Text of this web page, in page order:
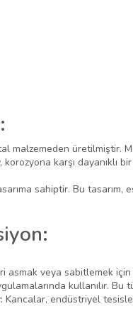
malzemeden üretilmiştir.
karşı dayanıklı
sahiptir. Bu tasarım,
veya sabitlemek için
kullanılır.
Kancalar, endüstriyel